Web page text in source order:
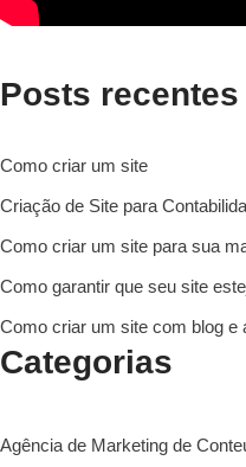
Posts recentes
Como criar um site
Criação de Site para
Como criar um site para sua
Como garantir que seu site
Como criar um site com blog e
Categorias
Agência de Marketing de